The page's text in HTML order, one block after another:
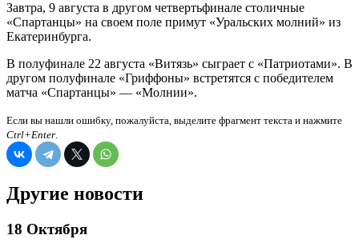
Завтра, 9 августа в другом четвертьфинале столичные
«Спартанцы» на своем поле примут «Уральских молний» из
Екатеринбурга.
В полуфинале 22 августа «Витязь» сыграет с «Патриотами». В
другом полуфинале «Гриффоны» встретятся с победителем
матча «Спартанцы» — «Молнии».
Если вы нашли ошибку, пожалуйста, выделите фрагмент текста и нажмите
Ctrl+Enter.
Другие новости
18 Октября